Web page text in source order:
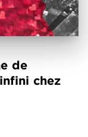
de
chez